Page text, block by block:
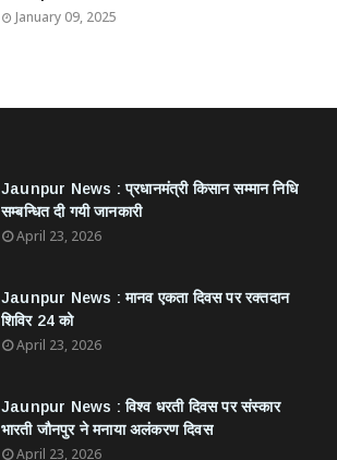
January 09, 2025
Jaunpur News : ​प्रधानमंत्री किसान सम्मान निधि
सम्बन्धित दी गयी जानकारी
April 23, 2026
Jaunpur News : ​मानव एकता दिवस पर रक्तदान
शिविर 24 को
April 23, 2026
Jaunpur News : विश्व धरती दिवस पर संस्कार
भारती जौनपुर ने मनाया अलंकरण दिवस
April 23, 2026